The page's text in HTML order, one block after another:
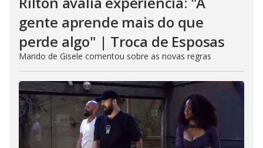
gente aprende mais do que
perde algo" | Troca de Esposas
Marido de Gisele comentou sobre as novas regras